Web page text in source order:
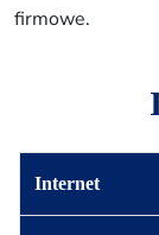
firmowe.
Internet